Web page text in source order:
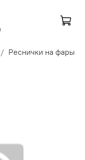
Реснички на фары